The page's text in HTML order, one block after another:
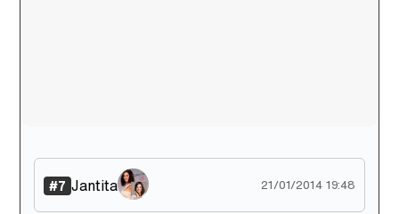
#7 Jantita 21/01/2014 19:48